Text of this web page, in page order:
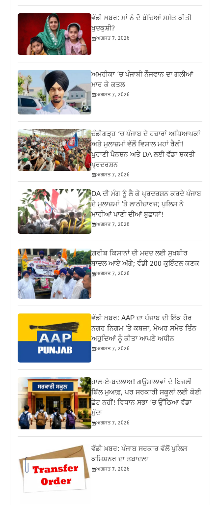
ਵੱਡੀ ਖ਼ਬਰ: ਮਾਂ ਨੇ ਦੋ ਬੱਚਿਆਂ ਸਮੇਤ ਕੀਤੀ
ਖੁਦਕੁਸ਼ੀ?
ਅਗਸਤ 7, 2026
ਅਮਰੀਕਾ ‘ਚ ਪੰਜਾਬੀ ਨੌਜਵਾਨ ਦਾ ਗੋਲੀਆਂ
ਮਾਰ ਕੇ ਕਤਲ
ਅਗਸਤ 7, 2026
ਚੰਡੀਗੜ੍ਹ ‘ਚ ਪੰਜਾਬ ਦੇ ਹਜ਼ਾਰਾਂ ਅਧਿਆਪਕਾਂ
ਅਤੇ ਮੁਲਾਜ਼ਮਾਂ ਵੱਲੋਂ ਵਿਸ਼ਾਲ ਮਹਾਂ ਰੈਲੀ!
ਪੁਰਾਣੀ ਪੈਨਸ਼ਨ ਅਤੇ DA ਲਈ ਵੱਡਾ ਸ਼ਕਤੀ
ਪ੍ਰਦਰਸ਼ਨ
ਅਗਸਤ 7, 2026
DA ਦੀ ਮੰਗ ਨੂੰ ਲੈ ਕੇ ਪ੍ਰਦਰਸ਼ਨ ਕਰਦੇ ਪੰਜਾਬ
ਦੇ ਮੁਲਾਜ਼ਮਾਂ ‘ਤੇ ਲਾਠੀਚਾਰਜ; ਪੁਲਿਸ ਨੇ
ਮਾਰੀਆਂ ਪਾਣੀ ਦੀਆਂ ਬੁਛਾੜਾਂ!
ਅਗਸਤ 7, 2026
ਗ਼ਰੀਬ ਕਿਸਾਨਾਂ ਦੀ ਮਦਦ ਲਈ ਸੁਖਬੀਰ
ਬਾਦਲ ਆਏ ਅੱਗੇ; ਵੰਡੀ 200 ਕੁਇੰਟਲ ਕਣਕ
ਅਗਸਤ 7, 2026
ਵੱਡੀ ਖ਼ਬਰ: AAP ਦਾ ਪੰਜਾਬ ਦੀ ਇੱਕ ਹੋਰ
ਨਗਰ ਨਿਗਮ ‘ਤੇ ਕਬਜ਼ਾ, ਮੇਅਰ ਸਮੇਤ ਤਿੰਨ
ਅਹੁਦਿਆਂ ਨੂੰ ਕੀਤਾ ਆਪਣੇ ਅਧੀਨ
ਅਗਸਤ 7, 2026
ਹਾਲ-ਏ-ਬਦਲਾਅ! ਗਊਸ਼ਾਲਾਵਾਂ ਦੇ ਬਿਜਲੀ
ਬਿੱਲ ਮੁਆਫ਼, ਪਰ ਸਰਕਾਰੀ ਸਕੂਲਾਂ ਲਈ ਕੋਈ
ਛੋਟ ਨਹੀਂ! ਵਿਧਾਨ ਸਭਾ ‘ਚ ਉੱਠਿਆ ਵੱਡਾ
ਮੁੱਦਾ
ਅਗਸਤ 7, 2026
ਵੱਡੀ ਖ਼ਬਰ: ਪੰਜਾਬ ਸਰਕਾਰ ਵੱਲੋਂ ਪੁਲਿਸ
ਕਮਿਸ਼ਨਰ ਦਾ ਤਬਾਦਲਾ
ਅਗਸਤ 7, 2026